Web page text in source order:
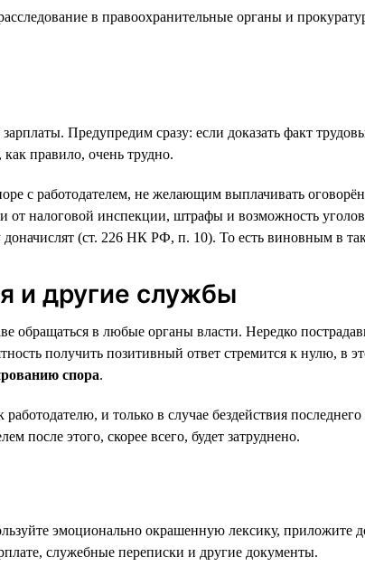
в правоохранительные органы и
Предупредим сразу: если доказать факт
правило, очень трудно.
с работодателем, не желающим выплачивать
налоговой инспекции, штрафы и возможность
(ст. 226 НК РФ, п. 10). То есть виновным в
и другие службы
обращаться в любые органы власти. Нередко
получить позитивный ответ стремится к нулю, в
спора.
и только в случае бездействия
после этого, скорее всего, будет затруднено.
эмоционально окрашенную лексику, приложите
служебные переписки и другие документы.